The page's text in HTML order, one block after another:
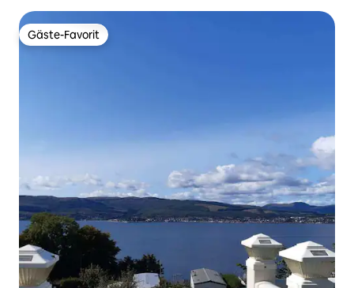
Gäste-Favorit
Gäste-Favorit